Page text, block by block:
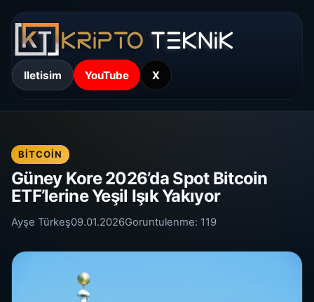
Iletisim YouTube X
BITCOIN
Güney Kore 2026’da Spot Bitcoin
ETF’lerine Yeşil Işık Yakıyor
Ayşe Türkeş09.01.2026Goruntulenme: 119